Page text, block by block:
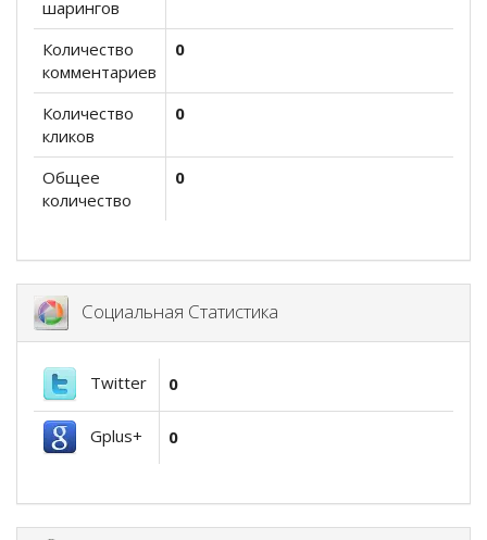
шарингов
Количество
комментариев
0
Количество
кликов
0
Общее
количество
0
Социальная Статистика
Twitter 0
Gplus+ 0